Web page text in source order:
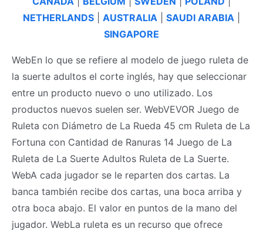
NETHERLANDS
AUSTRALIA SAUDI ARABIA
SINGAPORE
WebEn lo que se refiere al modelo de juego ruleta de
la suerte adultos el corte inglés, hay que seleccionar
entre un producto nuevo o uno utilizado. Los
productos nuevos suelen ser. WebVEVOR Juego de
Ruleta con Diámetro de La Rueda 45 cm Ruleta de La
Fortuna con Cantidad de Ranuras 14 Juego de La
Ruleta de La Suerte Adultos Ruleta de La Suerte.
WebA cada jugador se le reparten dos cartas. La
banca también recibe dos cartas, una boca arriba y
otra boca abajo. El valor en puntos de la mano del
jugador. WebLa ruleta es un recurso que ofrece